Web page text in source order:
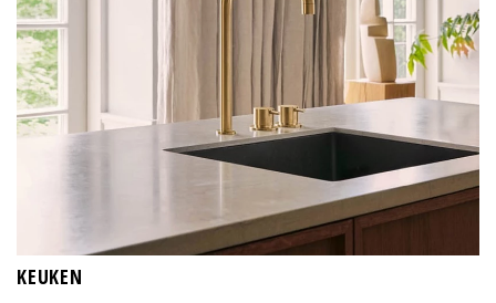
KEUKEN